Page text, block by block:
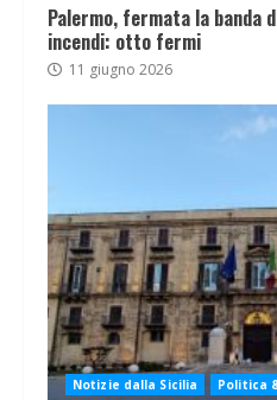
Palermo, fermata la banda
incendi: otto fermi
11 giugno 2026
Notizie dalla Sicilia Politica